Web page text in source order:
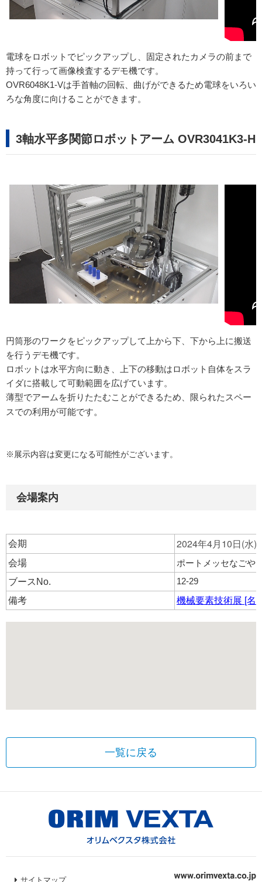
電球をロボットでピックアップし、固定されたカメラの前まで
持って行って画像検査するデモ機です。
OVR6048K1-Vは手首軸の回転、曲げができるため電球をいろい
ろな角度に向けることができます。
3軸水平多関節ロボットアーム OVR3041K3-H
円筒形のワークをピックアップして上から下、下から上に搬送
を行うデモ機です。
ロボットは水平方向に動き、上下の移動はロボット自体をスラ
イダに搭載して可動範囲を広げています。
薄型でアームを折りたたむことができるため、限られたスペー
スでの利用が可能です。
※展示内容は変更になる可能性がございます。
会場案内
会期 2024年4月10日(
会場 ポートメッセなごや
ブースNo.
12-29
備考
機械要素技術展 [
一覧に戻る
サイトマップ